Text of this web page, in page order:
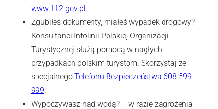
www.112.gov.pl.
Zgubiłeś dokumenty, miałeś wypadek drogowy?
Konsultanci Infolinii Polskiej Organizacji
Turystycznej służą pomocą w nagłych
przypadkach polskim turystom. Skorzystaj ze
specjalnego Telefonu Bezpieczeństwa 608 599
999.
Wypoczywasz nad wodą? – w razie zagrożenia